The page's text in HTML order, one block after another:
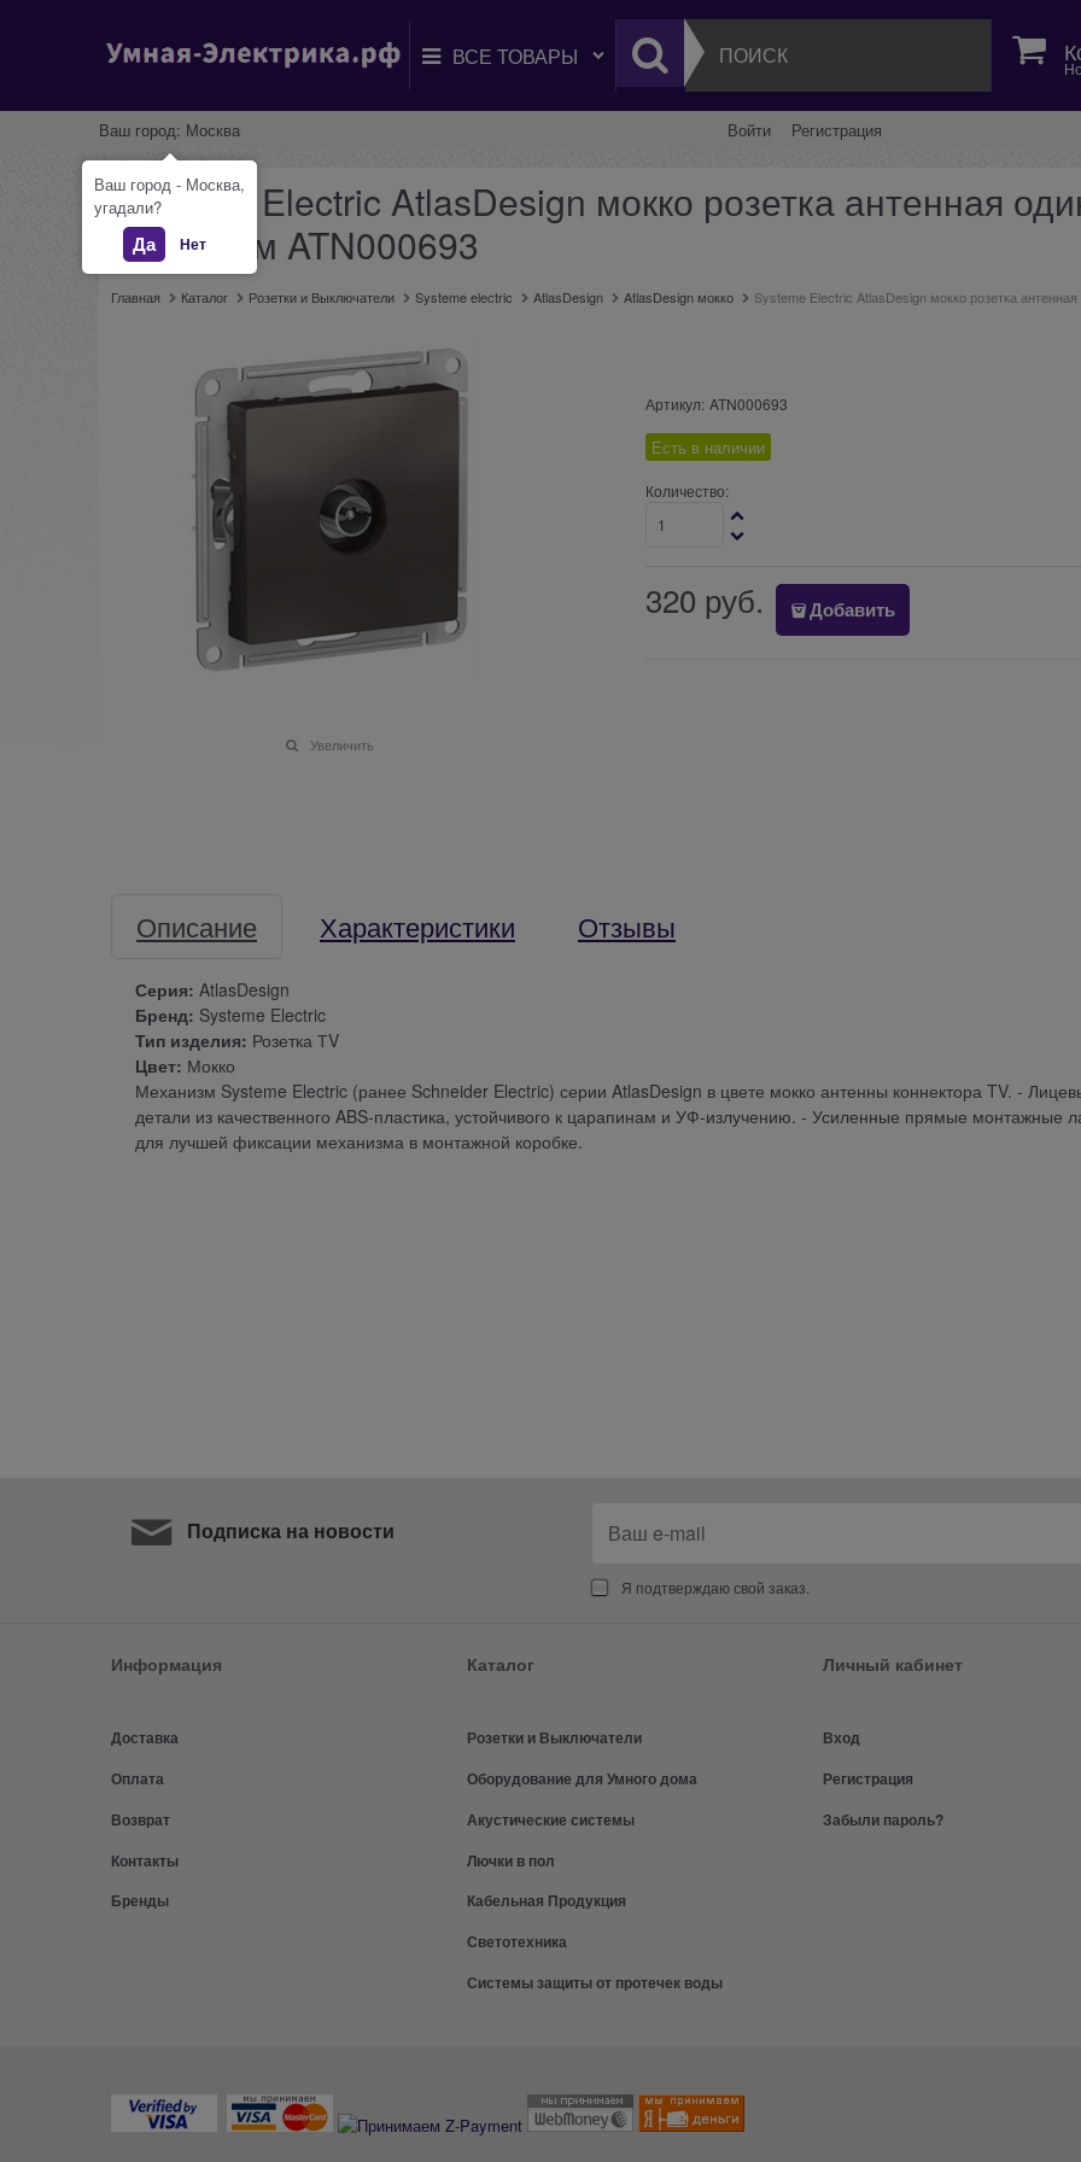
Ваш город: Москва Войти Регистрация
Systeme Electric AtlasDesign мокко розетка антенная
механизм ATN000693
Главная Каталог Розетки и Выключатели Systeme electric AtlasDesign AtlasDesign мокко Systeme Electric AtlasDesign мокко розетка
Увеличить
Артикул: ATN000693
Есть в наличии
Количество:
320 руб. Добавить
Описание Характеристики Отзывы
Серия: AtlasDesign
Бренд: Systeme Electric
Тип изделия: Розетка ТV
Цвет: Мокко
Механизм Systeme Electric (ранее Schneider Electric) серии AtlasDesign в цвете мокко антенны коннектора TV. -
детали из качественного ABS-пластика, устойчивого к царапинам и УФ-излучению. - Усиленные прямые монтажные
для лучшей фиксации механизма в монтажной коробке.
Подписка на новости
Я подтверждаю свой заказ.
Информация
Доставка
Оплата
Возврат
Контакты
Бренды
Каталог
Розетки и Выключатели
Оборудование для Умного дома
Акустические системы
Лючки в пол
Кабельная Продукция
Светотехника
Системы защиты от протечек воды
Личный кабинет
Вход
Регистрация
Забыли пароль?
Ваш город - Москва,
угадали?
Да Нет